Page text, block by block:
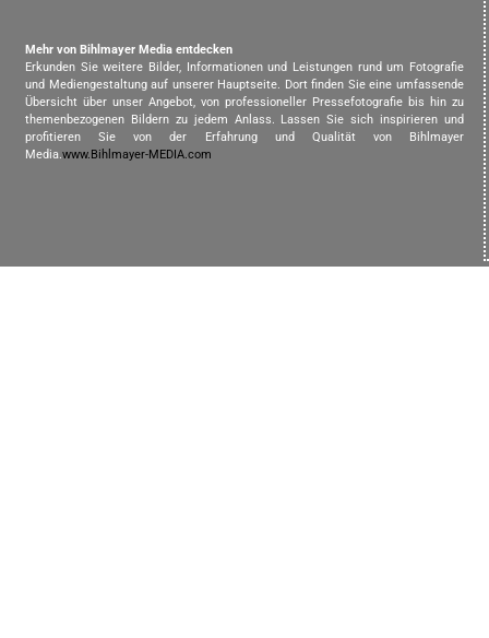
Mehr von Bihlmayer Media entdecken
Erkunden Sie weitere Bilder, Informationen und Leistungen rund um Fotografie
und Mediengestaltung auf unserer Hauptseite. Dort finden Sie eine umfassende
Übersicht über unser Angebot, von professioneller Pressefotografie bis hin zu
themenbezogenen Bildern zu jedem Anlass. Lassen Sie sich inspirieren und
profitieren Sie von der Erfahrung und Qualität von Bihlmayer
Media.www.Bihlmayer-MEDIA.com